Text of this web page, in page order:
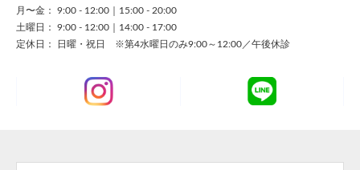
月〜金： 9:00 - 12:00｜15:00 - 20:00
土曜日： 9:00 - 12:00｜14:00 - 17:00
定休日： 日曜・祝日 ※第4水曜日のみ9:00～12:00／午後休診